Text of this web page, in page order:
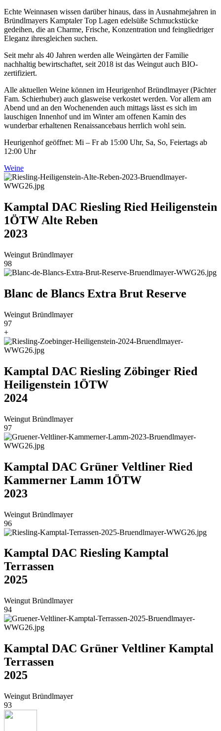
Echte Weinnasen wissen darüber hinaus, dass in Ausnahmejahren in
Bründlmayers Kamptaler Top Lagen edelsüße Schmuckstücke
gedeihen, die an Charme, Frische, Konzentration und feingliedriger
Eleganz ihresgleichen suchen.
Seit mehr als 40 Jahren werden alle Weingärten der Familie
nachhaltig bewirtschaftet, seit 2018 ist das Weingut auch BIO-
zertifiziert.
Alle aktuellen Weine können im Heurigenhof Bründlmayer (Pächter
Fam. Schierhuber) auch glasweise verkostet werden. Vor allem am
Abend und an den Wochenenden auch mittags lässt es sich im
lauschigen Innenhof und im Winter am offenen Kamin des
wunderbar erhaltenen Renaissancebaus herrlich wohl sein.
Heurigenhof geöffnet: Mi – Fr ab 15:00 Uhr, Sa, So, Feiertags ab
12:00 Uhr
Weine
Kamptal DAC Riesling Ried Heiligenstein
1ÖTW Alte Reben
2023
Weingut Bründlmayer
98
Blanc de Blancs Extra Brut Reserve
Weingut Bründlmayer
97
+
Kamptal DAC Riesling Zöbinger Ried
Heiligenstein 1ÖTW
2024
Weingut Bründlmayer
97
Kamptal DAC Grüner Veltliner Ried
Kammerner Lamm 1ÖTW
2023
Weingut Bründlmayer
96
Kamptal DAC Riesling Kamptal
Terrassen
2025
Weingut Bründlmayer
94
Kamptal DAC Grüner Veltliner Kamptal
Terrassen
2025
Weingut Bründlmayer
93